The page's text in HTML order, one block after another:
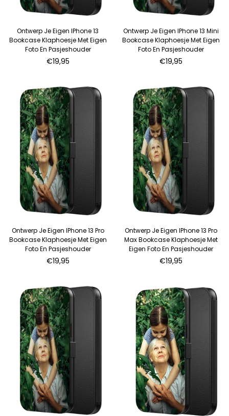
Ontwerp Je Eigen IPhone 13
Bookcase Klaphoesje Met Eigen
Foto En Pasjeshouder
Normale
€19,95
Ontwerp Je Eigen IPhone 13 Mini
Bookcase Klaphoesje Met Eigen
Foto En Pasjeshouder
Normale
€19,95
Ontwerp Je Eigen IPhone 13 Pro
Bookcase Klaphoesje Met Eigen
Foto En Pasjeshouder
Normale
€19,95
Ontwerp Je Eigen IPhone 13 Pro
Max Bookcase Klaphoesje Met
Eigen Foto En Pasjeshouder
Normale
€19,95